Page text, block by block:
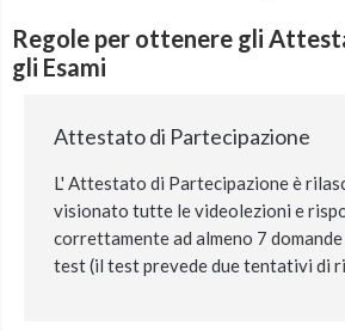
Regole per ottenere gli
gli Esami
Attestato di Partecipazione
L' Attestato di Partecipazione è
visionato tutte le videolezioni e
correttamente ad almeno 7 domande
test (il test prevede due tentativi di